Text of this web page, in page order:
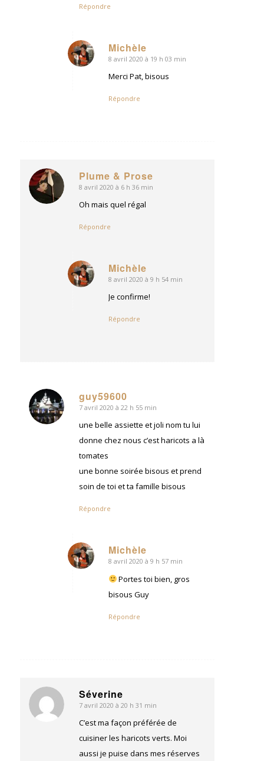
Répondre
Michèle
dit
8 avril 2020 à 19 h 03 min
Merci Pat, bisous
Répondre
Plume & Prose
dit
:
8 avril 2020 à 6 h 36 min
Oh mais quel régal
Répondre
Michèle
dit
8 avril 2020 à 9 h 54 min
Je confirme!
Répondre
guy59600
dit
:
7 avril 2020 à 22 h 55 min
une belle assiette et joli nom tu lui
donne chez nous c’est haricots a là
tomates
une bonne soirée bisous et prend
soin de toi et ta famille bisous
Répondre
Michèle
dit
8 avril 2020 à 9 h 57 min
Portes toi bien, gros
bisous Guy
Répondre
Séverine
dit
:
7 avril 2020 à 20 h 31 min
C’est ma façon préférée de
cuisiner les haricots verts. Moi
aussi je puise dans mes réserves